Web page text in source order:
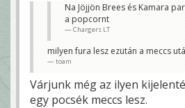
Na Jöjjön Brees és Kamara
a popcornt
Chargers LT
milyen fura lesz ezután a meccs
toam
Várjunk még az ilyen
egy pocsék meccs lesz.